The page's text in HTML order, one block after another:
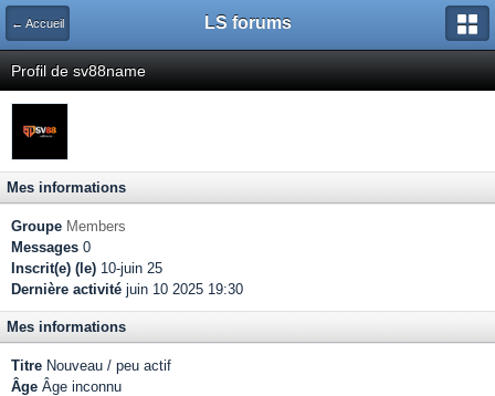
← Accueil LS forums
Profil de sv88name
Mes informations
Groupe Members
Messages 0
Inscrit(e) (le) 10-juin 25
Dernière activité juin 10 2025 19:30
Mes informations
Titre Nouveau / peu actif
Âge Âge inconnu